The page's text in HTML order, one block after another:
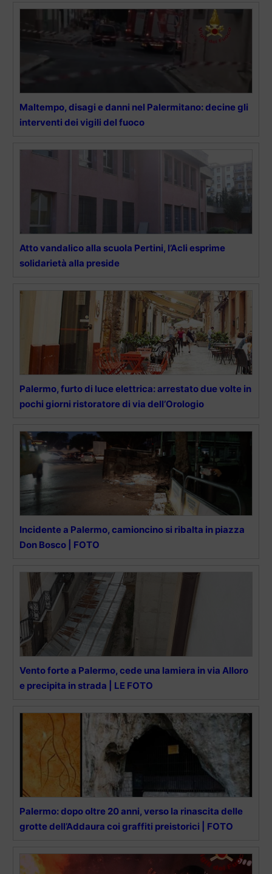
Maltempo, disagi e danni nel Palermitano: decine gli
interventi dei vigili del fuoco
Atto vandalico alla scuola Pertini, l’Acli esprime
solidarietà alla preside
Palermo, furto di luce elettrica: arrestato due volte in
pochi giorni ristoratore di via dell’Orologio
Incidente a Palermo, camioncino si ribalta in piazza
Don Bosco | FOTO
Vento forte a Palermo, cede una lamiera in via Alloro
e precipita in strada | LE FOTO
Palermo: dopo oltre 20 anni, verso la rinascita delle
grotte dell’Addaura coi graffiti preistorici | FOTO